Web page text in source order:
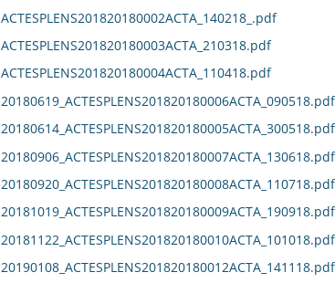
ACTESPLENS201820180002ACTA_140218_.pdf
ACTESPLENS201820180003ACTA_210318.pdf
ACTESPLENS201820180004ACTA_110418.pdf
20180619_ACTESPLENS201820180006ACTA_090518.pdf
20180614_ACTESPLENS201820180005ACTA_300518.pdf
20180906_ACTESPLENS201820180007ACTA_130618.pdf
20180920_ACTESPLENS201820180008ACTA_110718.pdf
20181019_ACTESPLENS201820180009ACTA_190918.pdf
20181122_ACTESPLENS201820180010ACTA_101018.pdf
20190108_ACTESPLENS201820180012ACTA_141118.pdf